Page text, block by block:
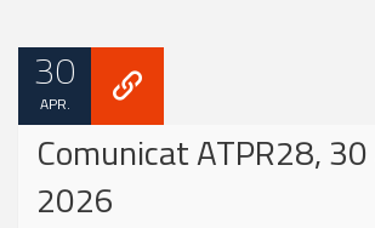
30
APR.
Comunicat ATPR28,
2026